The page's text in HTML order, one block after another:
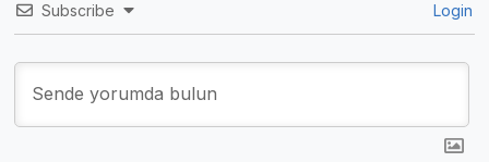
Subscribe Login